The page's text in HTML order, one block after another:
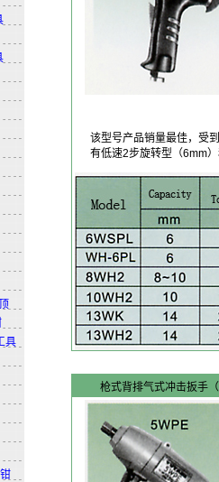
具
该型号产品销量最佳，受
有低速2步旋转型（6mm
枪式背排气式冲击扳手